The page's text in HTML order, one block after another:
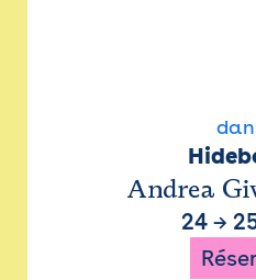
Andrea
24→